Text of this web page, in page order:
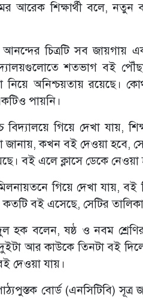
আরেক শিক্ষার্থী বলে,
চিত্রটি সব জায়গায়
শতভাগ বই
নিয়ে অনিশ্চয়তায় রয়েছে।
পায়নি।
বিদ্যালয়ে গিয়ে দেখা যায়,
জানায়, কখন বই দেওয়া হবে, সে
বই এলে ক্লাসে ডেকে
গিয়ে দেখা যায়, বই
কতটি বই এসেছে, সেটির
হক বলেন, ষষ্ঠ ও নবম
আর কাউকে তিনটা বই
দেওয়া যায়।
বোর্ড (এনসিটিবি) সূত্র